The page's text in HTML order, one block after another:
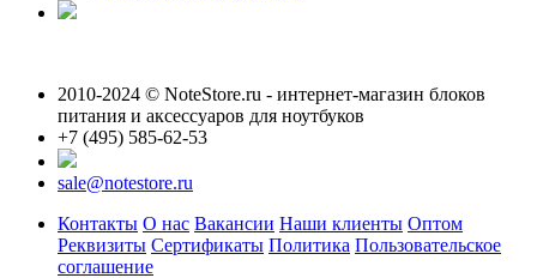
2010-2024 © NoteStore.ru - интернет-магазин блоков
питания и аксессуаров для ноутбуков
+7 (495) 585-62-53
sale@notestore.ru
Контакты О нас Вакансии Наши клиенты Оптом
Реквизиты Сертификаты Политика Пользовательское
соглашение